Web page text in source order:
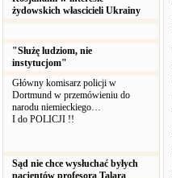
żydowskich włascicieli Ukrainy
"Służę ludziom, nie
instytucjom"
Główny komisarz policji w
Dortmund w przemówieniu do
narodu niemieckiego…
I do POLICJI !!
Sąd nie chce wysłuchać byłych
pacjentów profesora Talara